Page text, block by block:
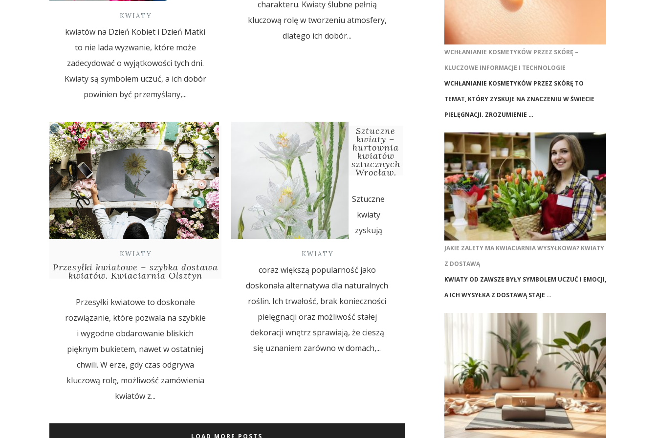
KWIATY
kwiatów na Dzień Kobiet i Dzień Matki
to nie lada wyzwanie, które może
zadecydować o wyjątkowości tych dni.
Kwiaty są symbolem uczuć, a ich dobór
powinien być przemyślany,...
charakteru. Kwiaty ślubne pełnią
kluczową rolę w tworzeniu atmosfery,
dlatego ich dobór...
KWIATY
Przesyłki kwiatowe – szybka dostawa
kwiatów. Kwiaciarnia Olsztyn
Przesyłki kwiatowe to doskonałe
rozwiązanie, które pozwala na szybkie
i wygodne obdarowanie bliskich
pięknym bukietem, nawet w ostatniej
chwili. W erze, gdy czas odgrywa
kluczową rolę, możliwość zamówienia
kwiatów z...
KWIATY
Sztuczne
kwiaty –
hurtownia
kwiatów
sztucznych
Wrocław.
Sztuczne
kwiaty
zyskują
coraz większą popularność jako
doskonała alternatywa dla naturalnych
roślin. Ich trwałość, brak konieczności
pielęgnacji oraz możliwość stałej
dekoracji wnętrz sprawiają, że cieszą
się uznaniem zarówno w domach,...
WCHŁANIANIE KOSMETYKÓW PRZEZ SKÓRĘ –
KLUCZOWE INFORMACJE I TECHNOLOGIE
WCHŁANIANIE KOSMETYKÓW PRZEZ SKÓRĘ TO
TEMAT, KTÓRY ZYSKUJE NA ZNACZENIU W ŚWIECIE
PIELĘGNACJI. ZROZUMIENIE …
JAKIE ZALETY MA KWIACIARNIA WYSYŁKOWA? KWIATY
Z DOSTAWĄ
KWIATY OD ZAWSZE BYŁY SYMBOLEM UCZUĆ I EMOCJI,
A ICH WYSYŁKA Z DOSTAWĄ STAJE …